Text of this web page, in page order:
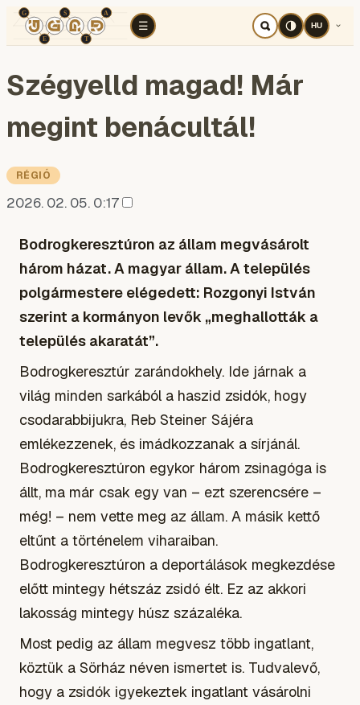
☰
TÉR KOGNITÍV HÁBORÚ
HU
Szégyelld magad! Már
megint benácultál!
RÉGIÓ
2026. 02. 05. 0:17
Bodrogkeresztúron az állam megvásárolt
három házat. A magyar állam. A település
polgármestere elégedett: Rozgonyi István
szerint a kormányon levők „meghallották a
település akaratát”.
Bodrogkeresztúr zarándokhely. Ide járnak a
világ minden sarkából a haszid zsidók, hogy
csodarabbijukra, Reb Steiner Sájéra
emlékezzenek, és imádkozzanak a sírjánál.
Bodrogkeresztúron egykor három zsinagóga is
állt, ma már csak egy van – ezt szerencsére –
még! – nem vette meg az állam. A másik kettő
eltűnt a történelem viharaiban.
Bodrogkeresztúron a deportálások megkezdése
előtt mintegy hétszáz zsidó élt. Ez az akkori
lakosság mintegy húsz százaléka.
Most pedig az állam megvesz több ingatlant,
köztük a Sörház néven ismertet is. Tudvalevő,
hogy a zsidók igyekeztek ingatlant vásárolni